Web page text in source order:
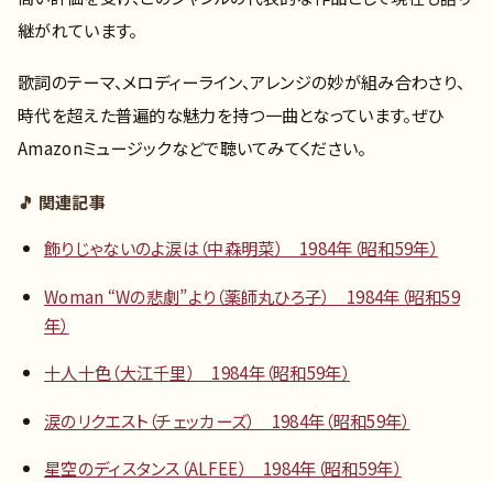
継がれています。
歌詞のテーマ、メロディーライン、アレンジの妙が組み合わさり、
時代を超えた普遍的な魅力を持つ一曲となっています。ぜひ
Amazonミュージックなどで聴いてみてください。
🎵 関連記事
飾りじゃないのよ涙は（中森明菜） 1984年（昭和59年）
Woman “Wの悲劇”より（薬師丸ひろ子） 1984年（昭和59
年）
十人十色（大江千里） 1984年（昭和59年）
涙のリクエスト（チェッカーズ） 1984年（昭和59年）
星空のディスタンス（ALFEE） 1984年（昭和59年）